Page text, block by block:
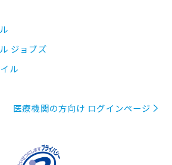
ジョブズ
ル
医療機関の方向け ログインページ